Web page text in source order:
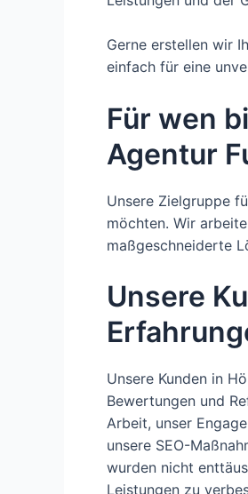
Gerne erstellen wir
einfach für eine
Für wen
Agentur
Unsere Zielgruppe
möchten. Wir
maßgeschneiderte
Unsere
Unsere Kunden in
Bewertungen und
Arbeit, unser
unsere SEO-
wurden nicht
Leistungen zu